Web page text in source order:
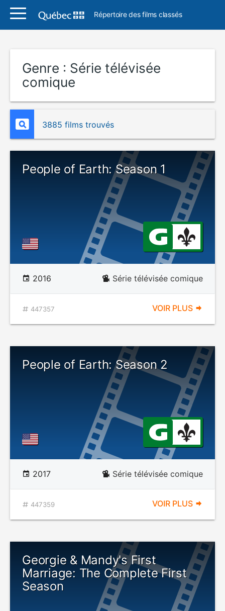
Répertoire des films classés
Genre : Série télévisée
comique
3885 films trouvés
People of Earth: Season 1
2016 Série télévisée comique
447357 VOIR PLUS
People of Earth: Season 2
2017 Série télévisée comique
447359 VOIR PLUS
Georgie & Mandy's First
Marriage: The Complete First
Season